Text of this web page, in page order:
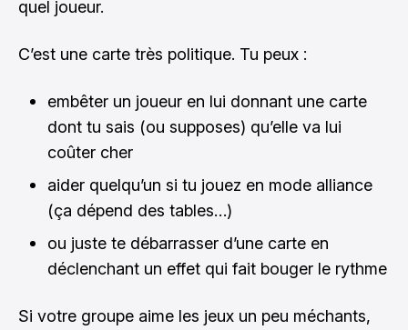
quel joueur.
C’est une carte très politique. Tu peux :
embêter un joueur en lui donnant une carte
dont tu sais (ou supposes) qu’elle va lui
coûter cher
aider quelqu’un si tu jouez en mode alliance
(ça dépend des tables…)
ou juste te débarrasser d’une carte en
déclenchant un effet qui fait bouger le rythme
Si votre groupe aime les jeux un peu méchants,